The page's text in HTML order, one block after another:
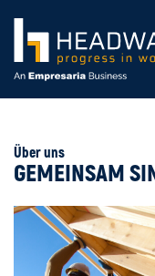
Über uns
GEMEINSAM